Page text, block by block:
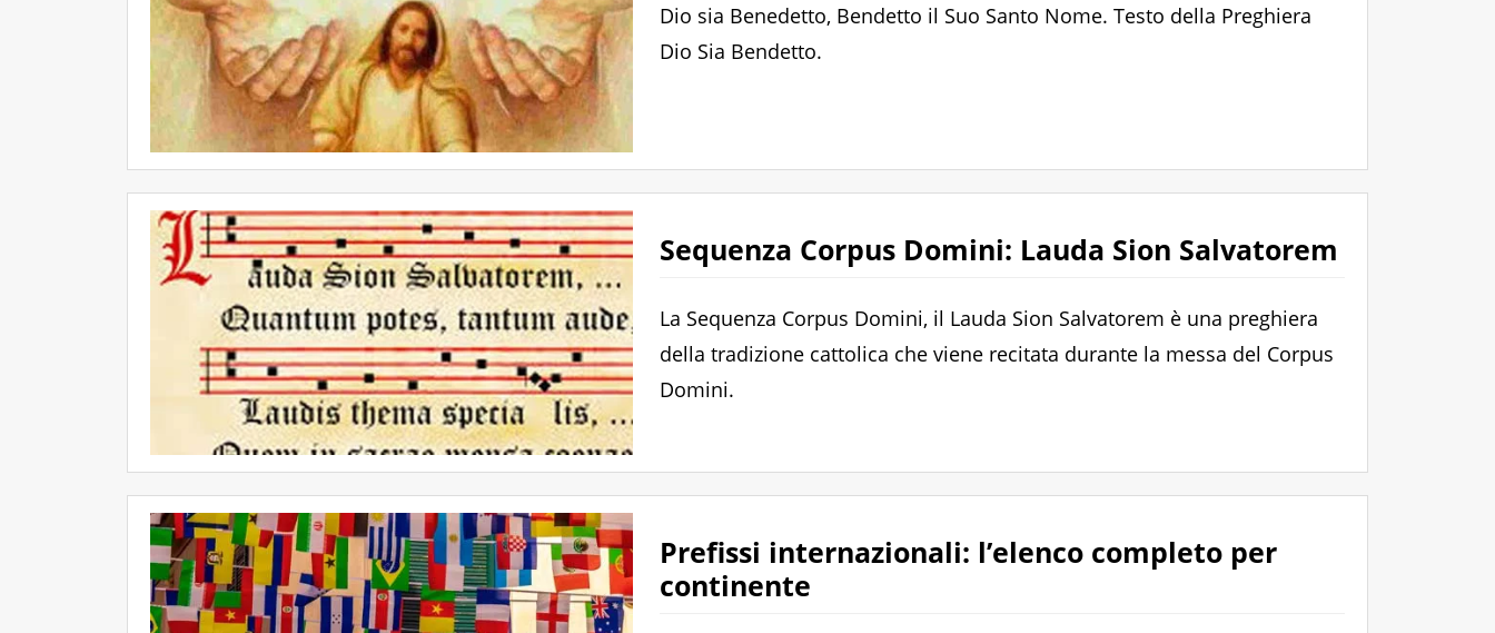
Dio sia Benedetto, Bendetto il Suo Santo Nome. Testo della Preghiera
Dio Sia Bendetto.
Sequenza Corpus Domini: Lauda Sion Salvatorem
La Sequenza Corpus Domini, il Lauda Sion Salvatorem è una preghiera
della tradizione cattolica che viene recitata durante la messa del Corpus
Domini.
Prefissi internazionali: l’elenco completo per
continente